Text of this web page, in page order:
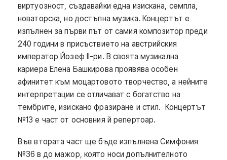
виртуозност, създавайки една изискана, семпла,
новаторска, но достъпна музика. Концертът е
изпълнен за първи път от самия композитор преди
240 години в присъствието на австрийския
император Йозеф II-ри. В своята музикална
кариера Елена Башкирова проявява особен
афинитет към моцартовото творчество, а нейните
интерпретации се отличават с богатство на
тембрите, изискано фразиране и стил. Концертът
№13 e част от основния й репертоар.
Във втората част ще бъде изпълнена Симфония
№36 в до мажор, която носи допълнителното